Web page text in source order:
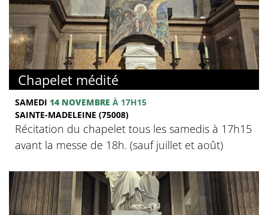
Chapelet médité
SAMEDI 14 NOVEMBRE À 17H15
SAINTE-MADELEINE (75008)
Récitation du chapelet tous les samedis à 17h15
avant la messe de 18h. (sauf juillet et août)